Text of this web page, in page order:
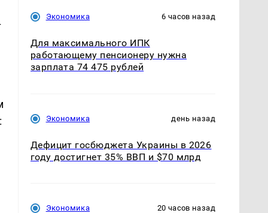
Экономика 6 часов назад
Для максимального ИПК
работающему пенсионеру нужна
зарплата 74 475 рублей
Экономика день назад
Дефицит госбюджета Украины в 2026
году достигнет 35% ВВП и $70 млрд
Экономика 20 часов назад